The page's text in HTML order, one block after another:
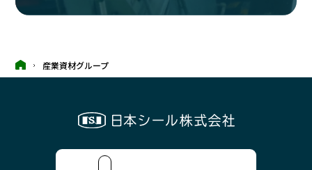
産業資材グループ